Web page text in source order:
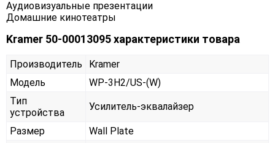
Аудиовизуальные презентации
Домашние кинотеатры
Kramer 50-00013095 характеристики товара
Производитель
Kramer
Модель
WP-3H2/US-(W)
Тип
устройства
Усилитель-эквалайзер
Размер
Wall Plate